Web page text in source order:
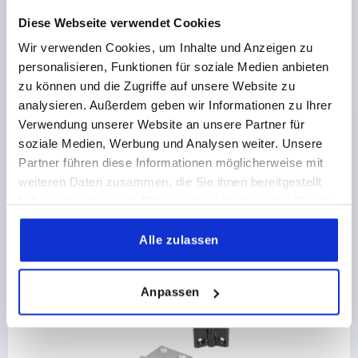
Diese Webseite verwendet Cookies
Wir verwenden Cookies, um Inhalte und Anzeigen zu
personalisieren, Funktionen für soziale Medien anbieten
zu können und die Zugriffe auf unsere Website zu
analysieren. Außerdem geben wir Informationen zu Ihrer
Verwendung unserer Website an unsere Partner für
soziale Medien, Werbung und Analysen weiter. Unsere
Partner führen diese Informationen möglicherweise mit
weiteren Daten zusammen, die Sie ihnen bereitgestellt
gesammelt haben.
Alle zulassen
Anpassen
PRODUKTDETAILS
CAD
DOWNLOADS